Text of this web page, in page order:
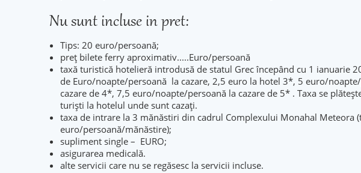
Nu sunt incluse in pret:
Tips: 20 euro/persoană;
preț bilete ferry aproximativ.....Euro/persoană
taxă turistică hotelieră introdusă de statul Grec începând cu 1 ianuarie
de Euro/noapte/persoană la cazare, 2,5 euro la hotel 3*, 5 euro/
cazare de 4*, 7,5 euro/noapte/persoană la cazare de 5* . Taxa se
turiști la hotelul unde sunt cazați.
taxa de intrare la 3 mănăstiri din cadrul Complexului Monahal Meteora
euro/persoană/mănăstire);
supliment single – EURO;
asigurarea medicală.
alte servicii care nu se regăsesc la servicii incluse.